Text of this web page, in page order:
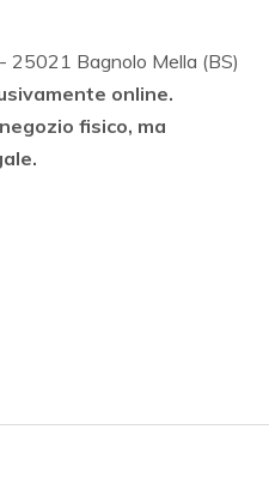
25021 Bagnolo Mella (BS)
online.
fisico, ma